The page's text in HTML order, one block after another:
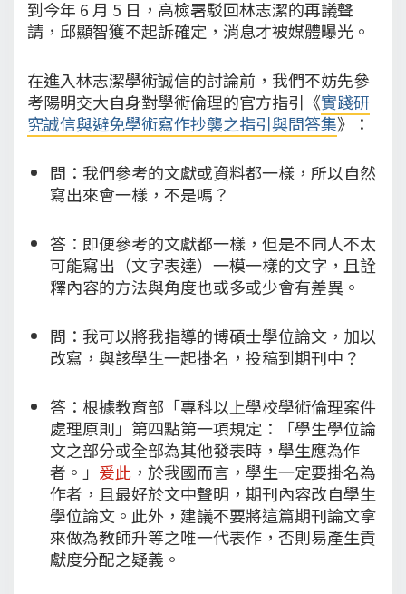
到今年 6 月 5 日，高檢署駁回林志潔的再議聲
請，邱顯智獲不起訴確定，消息才被媒體曝光。
在進入林志潔學術誠信的討論前，我們不妨先參
考陽明交大自身對學術倫理的官方指引《實踐研
究誠信與避免學術寫作抄襲之指引與問答集》：
問：我們參考的文獻或資料都一樣，所以自然
寫出來會一樣，不是嗎？
答：即便參考的文獻都一樣，但是不同人不太
可能寫出（文字表達）一模一樣的文字，且詮
釋內容的方法與角度也或多或少會有差異。
問：我可以將我指導的博碩士學位論文，加以
改寫，與該學生一起掛名，投稿到期刊中？
答：根據教育部「專科以上學校學術倫理案件
處理原則」第四點第一項規定：「學生學位論
文之部分或全部為其他發表時，學生應為作
者。」 爰此 ，於我國而言，學生一定要掛名為
作者，且最好於文中聲明，期刊內容改自學生
學位論文。此外，建議不要將這篇期刊論文拿
來做為教師升等之唯一代表作，否則易產生貢
獻度分配之疑義。